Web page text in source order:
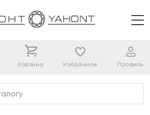
Корзина Избранное Профиль